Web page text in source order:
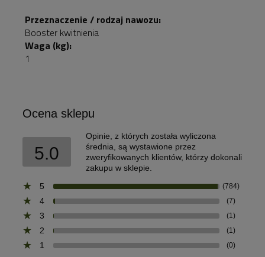
Przeznaczenie / rodzaj nawozu:
Booster kwitnienia
Waga (kg):
1
Ocena sklepu
5.0
Opinie, z których została wyliczona
średnia, są wystawione przez
zweryfikowanych klientów, którzy dokonali
zakupu w sklepie.
5
(784)
4 (7)
3 (1)
2 (1)
1 (0)